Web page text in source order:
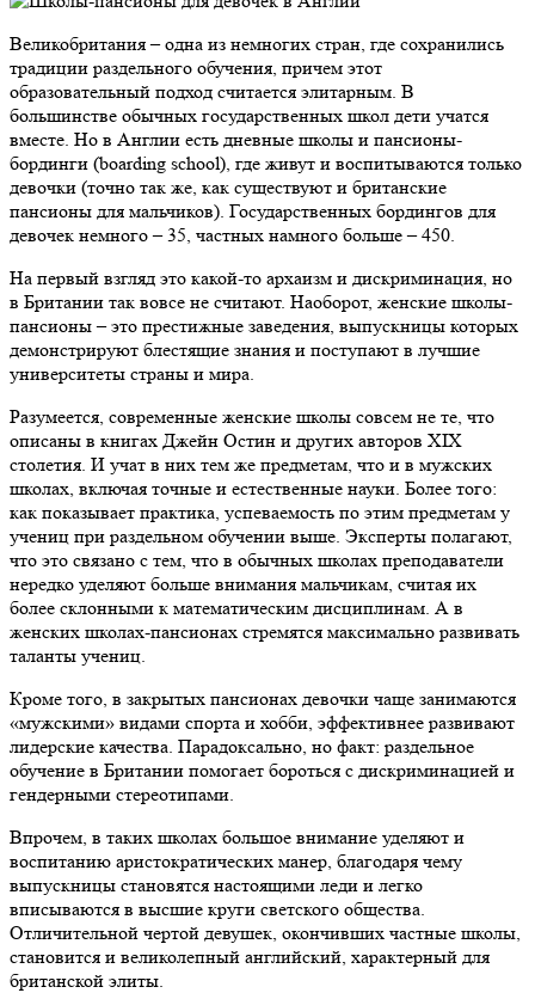
Великобритания – одна из немногих стран, где сохранились
традиции раздельного обучения, причем этот
образовательный подход считается элитарным. В
большинстве обычных государственных школ дети учатся
вместе. Но в Англии есть дневные школы и пансионы-
бординги (boarding school), где живут и воспитываются только
девочки (точно так же, как существуют и британские
пансионы для мальчиков). Государственных бордингов для
девочек немного – 35, частных намного больше – 450.
На первый взгляд это какой-то архаизм и дискриминация, но
в Британии так вовсе не считают. Наоборот, женские школы-
пансионы – это престижные заведения, выпускницы которых
демонстрируют блестящие знания и поступают в лучшие
университеты страны и мира.
Разумеется, современные женские школы совсем не те, что
описаны в книгах Джейн Остин и других авторов XIX
столетия. И учат в них тем же предметам, что и в мужских
школах, включая точные и естественные науки. Более того:
как показывает практика, успеваемость по этим предметам у
учениц при раздельном обучении выше. Эксперты полагают,
что это связано с тем, что в обычных школах преподаватели
нередко уделяют больше внимания мальчикам, считая их
более склонными к математическим дисциплинам. А в
женских школах-пансионах стремятся максимально развивать
таланты учениц.
Кроме того, в закрытых пансионах девочки чаще занимаются
«мужскими» видами спорта и хобби, эффективнее развивают
лидерские качества. Парадоксально, но факт: раздельное
обучение в Британии помогает бороться с дискриминацией и
гендерными стереотипами.
Впрочем, в таких школах большое внимание уделяют и
воспитанию аристократических манер, благодаря чему
выпускницы становятся настоящими леди и легко
вписываются в высшие круги светского общества.
Отличительной чертой девушек, окончивших частные школы,
становится и великолепный английский, характерный для
британской элиты.